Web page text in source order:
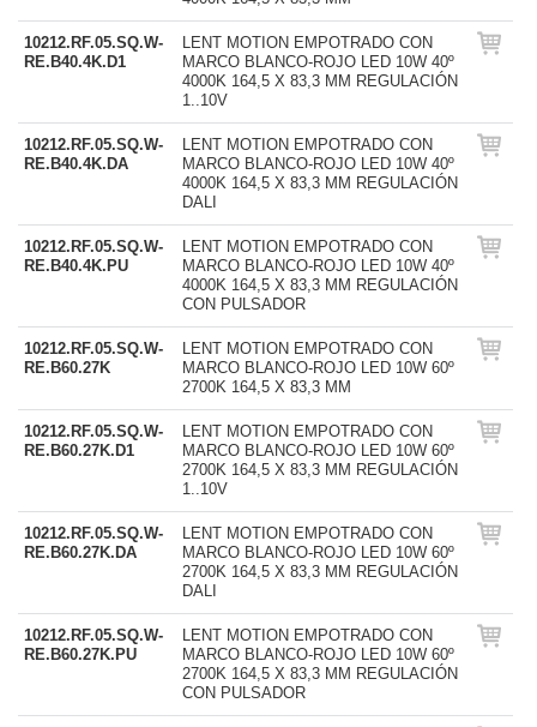
10212.RF.05.SQ.W-
RE.B40.4K.D1
LENT MOTION EMPOTRADO CON
MARCO BLANCO-ROJO LED 10W 40º
4000K 164,5 X 83,3 MM REGULACIÓN
1..10V
10212.RF.05.SQ.W-
RE.B40.4K.DA
LENT MOTION EMPOTRADO CON
MARCO BLANCO-ROJO LED 10W 40º
4000K 164,5 X 83,3 MM REGULACIÓN
DALI
10212.RF.05.SQ.W-
RE.B40.4K.PU
LENT MOTION EMPOTRADO CON
MARCO BLANCO-ROJO LED 10W 40º
4000K 164,5 X 83,3 MM REGULACIÓN
CON PULSADOR
10212.RF.05.SQ.W-
RE.B60.27K
LENT MOTION EMPOTRADO CON
MARCO BLANCO-ROJO LED 10W 60º
2700K 164,5 X 83,3 MM
10212.RF.05.SQ.W-
RE.B60.27K.D1
LENT MOTION EMPOTRADO CON
MARCO BLANCO-ROJO LED 10W 60º
2700K 164,5 X 83,3 MM REGULACIÓN
1..10V
10212.RF.05.SQ.W-
RE.B60.27K.DA
LENT MOTION EMPOTRADO CON
MARCO BLANCO-ROJO LED 10W 60º
2700K 164,5 X 83,3 MM REGULACIÓN
DALI
10212.RF.05.SQ.W-
RE.B60.27K.PU
LENT MOTION EMPOTRADO CON
MARCO BLANCO-ROJO LED 10W 60º
2700K 164,5 X 83,3 MM REGULACIÓN
CON PULSADOR